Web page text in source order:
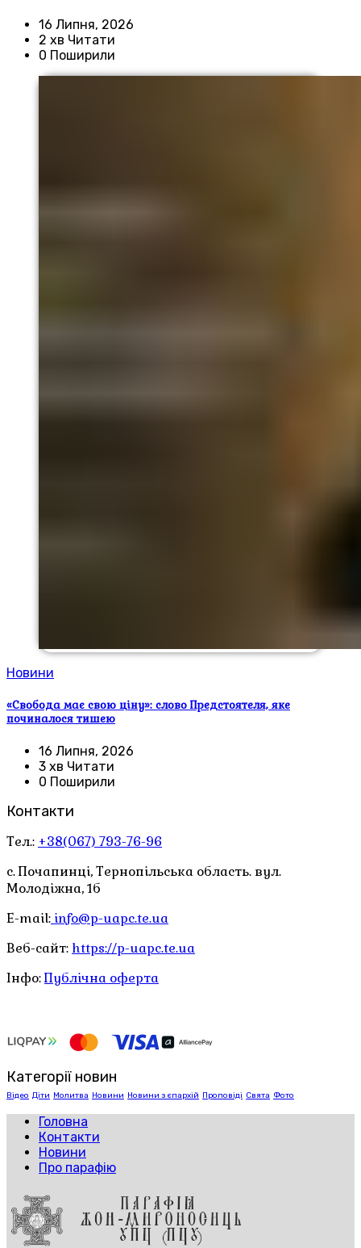
16 Липня, 2026
2 хв Читати
0 Поширили
Новини
«Свобода має свою ціну»: слово Предстоятеля, яке
починалося тишею
16 Липня, 2026
3 хв Читати
0 Поширили
Контакти
Тел.: +38(067) 793-76-96
с. Почапинці, Тернопільська область. вул.
Молодіжна, 1б
E-mail: info@p-uapc.te.ua
Веб-сайт: https://p-uapc.te.ua
Інфо:Публічна оферта
Категорії новин
Відео Діти Молитва Новини Новини з єпархій Проповіді Свята Фото
Головна
Контакти
Новини
Про парафію